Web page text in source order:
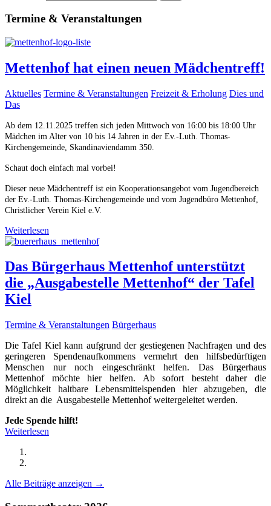
Termine & Veranstaltungen
Mettenhof hat einen neuen Mädchentreff!
Aktuelles Termine & Veranstaltungen Freizeit & Erholung Dies und
Das
Ab dem 12.11.2025 treffen sich jeden Mittwoch von 16:00 bis 18:00 Uhr
Mädchen im Alter von 10 bis 14 Jahren in der Ev.-Luth. Thomas-
Kirchengemeinde, Skandinaviendamm 350.
Schaut doch einfach mal vorbei!
Dieser neue Mädchentreff ist ein Kooperationsangebot vom Jugendbereich
der Ev.-Luth. Thomas-Kirchengemeinde und vom Jugendbüro Mettenhof,
Christlicher Verein Kiel e.V.
Weiterlesen
Das Bürgerhaus Mettenhof unterstützt
die „Ausgabestelle Mettenhof“ der Tafel
Kiel
Termine & Veranstaltungen Bürgerhaus
Die Tafel Kiel kann aufgrund der gestiegenen Nachfragen und des
geringeren Spendenaufkommens vermehrt den hilfsbedürftigen
Menschen nur noch eingeschränkt helfen. Das Bürgerhaus
Mettenhof möchte hier helfen. Ab sofort besteht daher die
Möglichkeit haltbare Lebensmittelspenden hier abzugeben, die
direkt an die Ausgabestelle Mettenhof weitergeleitet werden.
Jede Spende hilft!
Weiterlesen
Alle Beiträge anzeigen →